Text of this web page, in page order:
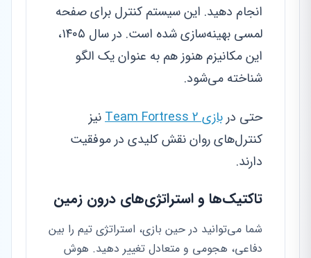
انجام دهید. این سیستم کنترل برای صفحه
لمسی بهینه‌سازی شده است. در سال ۱۴۰۵،
این مکانیزم هنوز هم به عنوان یک الگو
شناخته می‌شود.
حتی در بازی Team Fortress 2
نیز
کنترل‌های روان نقش کلیدی در موفقیت
دارند.
تاکتیک‌ها و استراتژی‌های درون زمین
شما می‌توانید در حین بازی، استراتژی تیم را بین
دفاعی، هجومی و متعادل تغییر دهید. هوش